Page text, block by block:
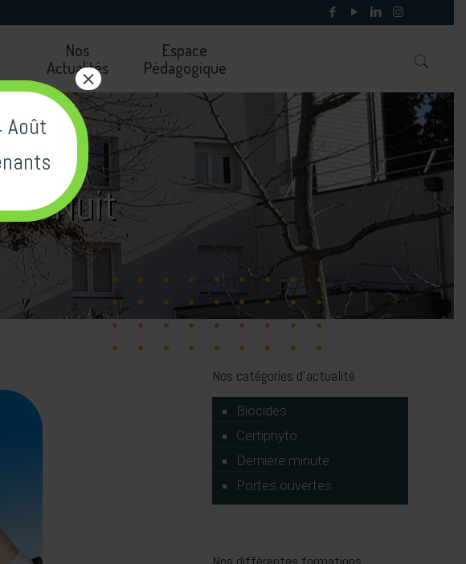
Nos
Actualités
Espace
Pédagogique
Nuit
Nos catégories d’actualité
Biocides
Certiphyto
Dernière minute
Portes ouvertes
Août
×